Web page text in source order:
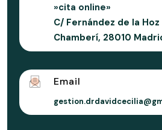
»cita online»
C/ Fernández de la
Chamberí, 28010
Email